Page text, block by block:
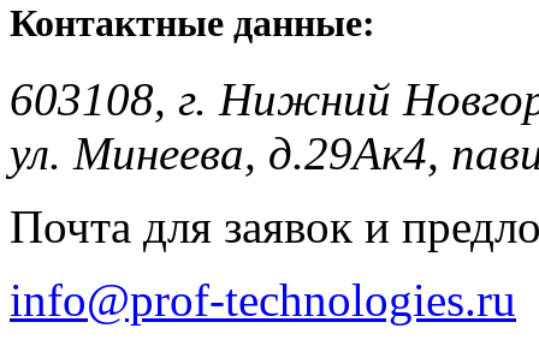
Контактные данные:
603108, г. Нижний
ул. Минеева, д.29Ак4,
Почта для заявок и
info@prof-technologies.ru